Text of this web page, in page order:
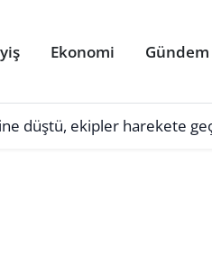
Ekonomi Gündem
düştü, ekipler harekete